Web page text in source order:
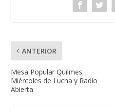
ANTERIOR
Mesa Popular Quilmes:
Miércoles de Lucha y Radio
Abierta